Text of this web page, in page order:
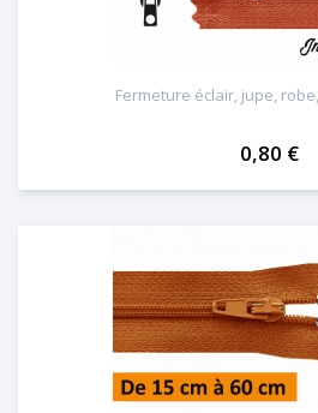
Fermeture éclair, jupe,
0,80 €